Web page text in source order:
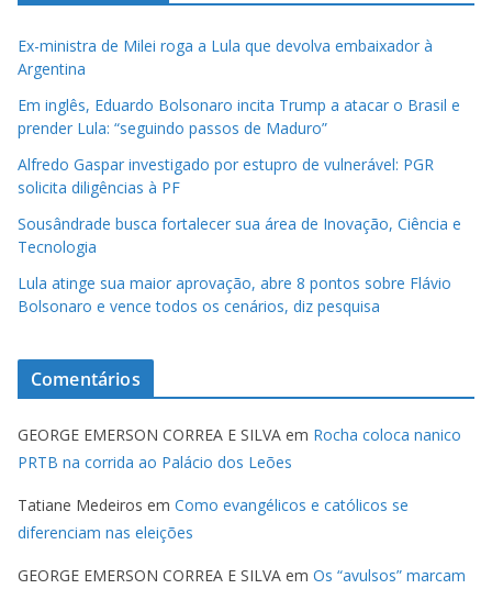
Ex-ministra de Milei roga a Lula que devolva embaixador à
Argentina
Em inglês, Eduardo Bolsonaro incita Trump a atacar o Brasil e
prender Lula: “seguindo passos de Maduro”
Alfredo Gaspar investigado por estupro de vulnerável: PGR
solicita diligências à PF
Sousândrade busca fortalecer sua área de Inovação, Ciência e
Tecnologia
Lula atinge sua maior aprovação, abre 8 pontos sobre Flávio
Bolsonaro e vence todos os cenários, diz pesquisa
Comentários
GEORGE EMERSON CORREA E SILVA em Rocha coloca nanico
PRTB na corrida ao Palácio dos Leões
Tatiane Medeiros em Como evangélicos e católicos se
diferenciam nas eleições
GEORGE EMERSON CORREA E SILVA em Os “avulsos” marcam